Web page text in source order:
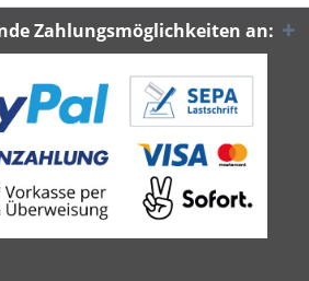
Zahlungsmöglichkeiten an: